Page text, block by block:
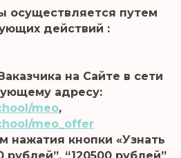
осуществляется путем
действий :
на Сайте в сети
адресу:
meo,
meo_offer
нажатия кнопки «Узнать